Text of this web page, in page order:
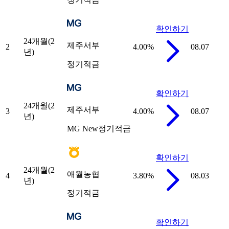
2
24개월(2
년)
제주서부
정기적금
4.00%
확인하기
08.07
3
24개월(2
년)
제주서부
MG New정기적금
4.00%
확인하기
08.07
4
24개월(2
년)
애월농협
정기적금
3.80%
확인하기
08.03
확인하기